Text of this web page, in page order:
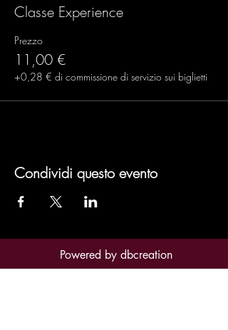
Classe Experience
Prezzo
11,00 €
+0,28 € di commissione di servizio sui biglietti
Condividi questo evento
Powered by dbcreation